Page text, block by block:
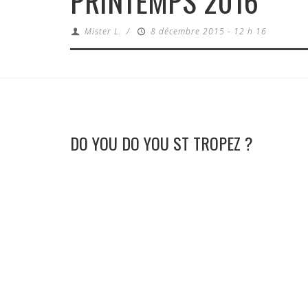
Mister L. / 8 décembre 2015 - 12 h 16
DO YOU DO YOU ST TROPEZ ?